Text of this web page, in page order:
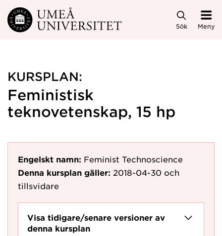
Hoppa direkt till innehållet
Sök Meny
KURSPLAN:
Feministisk
teknovetenskap, 15 hp
Engelskt namn: Feminist Technoscience
Denna kursplan gäller: 2018-04-30 och
tillsvidare
Visa tidigare/senare versioner av
denna kursplan